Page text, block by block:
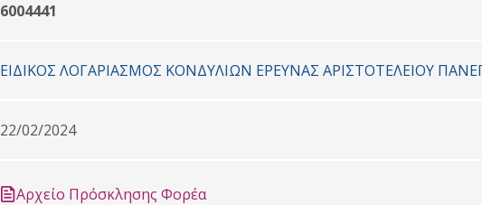
6004441
ΕΙΔΙΚΟΣ ΛΟΓΑΡΙΑΣΜΟΣ ΚΟΝΔΥΛΙΩΝ ΕΡΕΥΝΑΣ ΑΡΙΣΤΟΤΕΛΕΙΟΥ
22/02/2024
Αρχείο Πρόσκλησης Φορέα